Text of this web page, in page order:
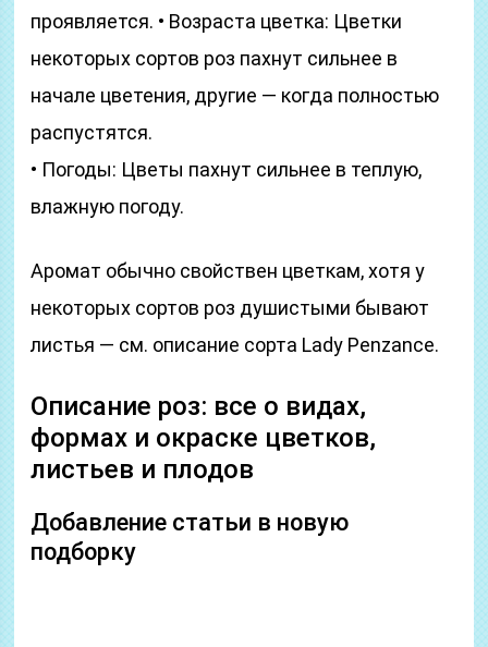
проявляется. • Возраста цветка: Цветки
некоторых сортов роз пахнут сильнее в
начале цветения, другие — когда полностью
распустятся.
• Погоды: Цветы пахнут сильнее в теплую,
влажную погоду.
Аромат обычно свойствен цветкам, хотя у
некоторых сортов роз душистыми бывают
листья — см. описание сорта Lady Penzance.
Описание роз: все о видах,
формах и окраске цветков,
листьев и плодов
Добавление статьи в новую
подборку